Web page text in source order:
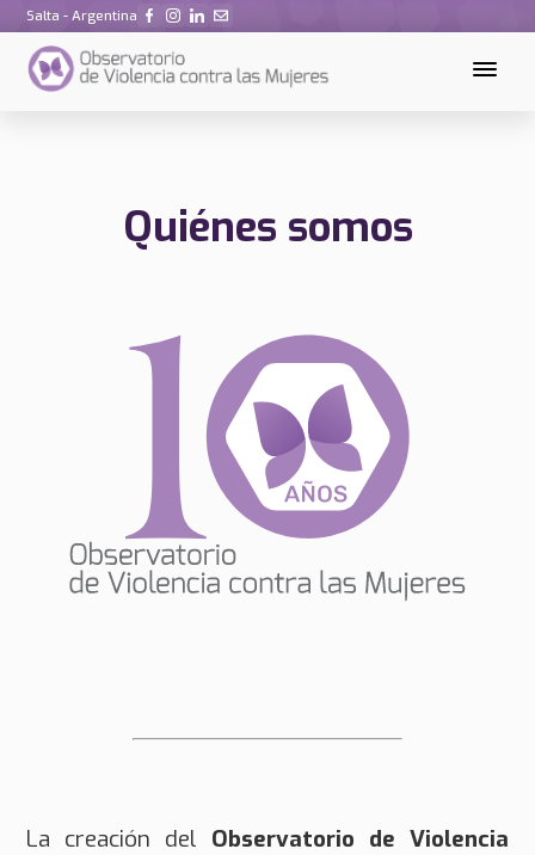
Salta - Argentina
Quiénes somos
La creación del Observatorio de Violencia